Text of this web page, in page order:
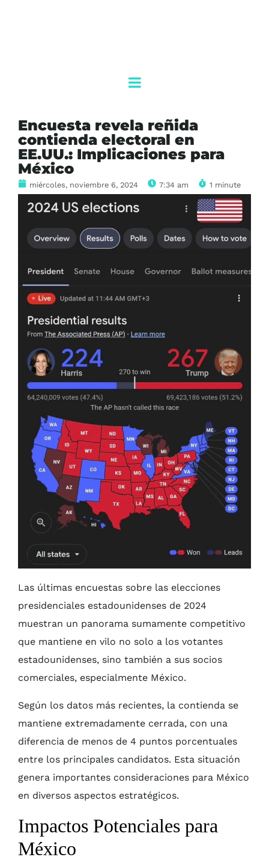
Encuesta revela reñida
contienda electoral en
EE.UU.: Implicaciones para
México
miércoles, noviembre 6, 2024 7:34 am 1 minute
Agenda QR
Las últimas encuestas sobre las elecciones
presidenciales estadounidenses de 2024
muestran un panorama sumamente competitivo
que mantiene en vilo no solo a los votantes
estadounidenses, sino también a sus socios
comerciales, especialmente México.
Según los datos más recientes, la contienda se
mantiene extremadamente cerrada, con una
diferencia de menos de 4 puntos porcentuales
entre los principales candidatos. Esta situación
genera importantes consideraciones para México
en diversos aspectos estratégicos.
Impactos Potenciales para
México